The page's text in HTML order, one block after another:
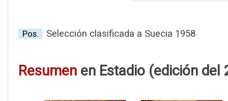
Pos. Selección clasificada a Suecia 1958
Resumen en Estadio (edición